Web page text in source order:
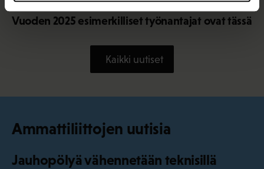
9.2.2026 12:56
Vuoden 2025 esimerkilliset työnantajat ovat tässä
Kaikki uutiset
Ammattiliittojen uutisia
Jauhopölyä vähennetään teknisillä